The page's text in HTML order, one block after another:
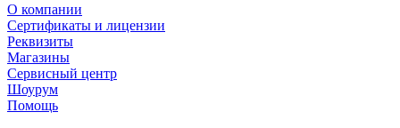
О компании
Сертификаты и лицензии
Реквизиты
Магазины
Сервисный центр
Шоурум
Помощь